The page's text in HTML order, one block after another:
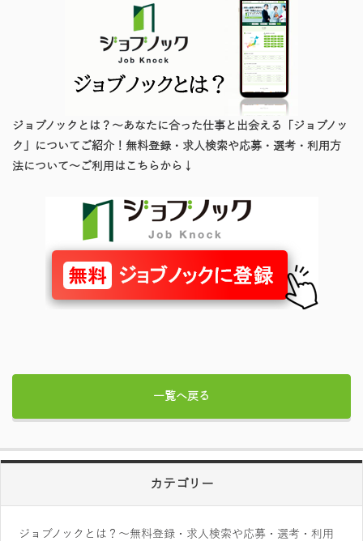
ジョブノックとは？～あなたに合った仕事と出会える「ジョブノッ
ク」についてご紹介！無料登録・求人検索や応募・選考・利用方
法について～ご利用はこちらから↓
一覧へ戻る
カテゴリー
ジョブノックとは？～無料登録・求人検索や応募・選考・利用